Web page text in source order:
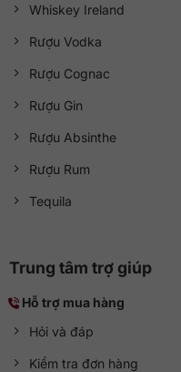
Whiskey Ireland
Rượu Vodka
Rượu Cognac
Rượu Gin
Rượu Absinthe
Rượu Rum
Tequila
Trung tâm trợ giúp
Hỗ trợ mua hàng
Hỏi và đáp
Kiểm tra đơn hàng